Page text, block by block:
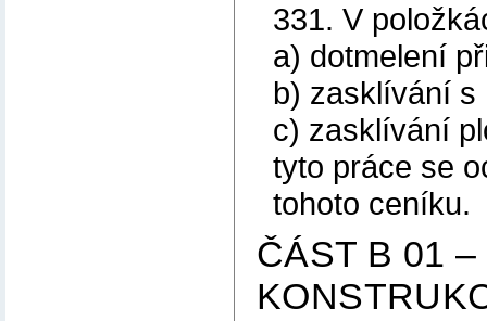
331. V
a) dotmelení
b) zasklívání s
c) zasklívání
tyto práce se
tohoto ceníku.
ČÁST B 01